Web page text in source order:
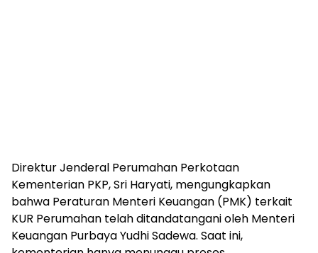
Direktur Jenderal Perumahan Perkotaan
Kementerian PKP, Sri Haryati, mengungkapkan
bahwa Peraturan Menteri Keuangan (PMK) terkait
KUR Perumahan telah ditandatangani oleh Menteri
Keuangan Purbaya Yudhi Sadewa. Saat ini,